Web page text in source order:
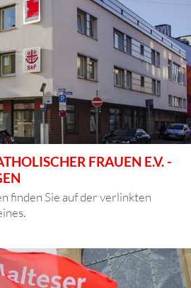
FRAUEN E.V. -
finden Sie auf der verlinkten